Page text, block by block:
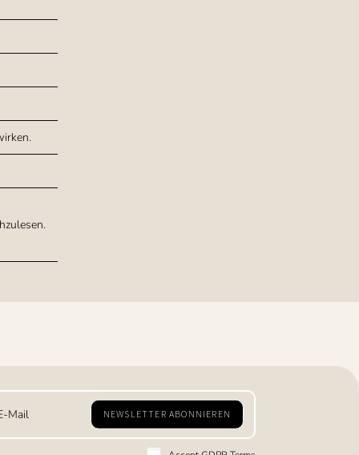
NEWSLETTER ABONNIEREN